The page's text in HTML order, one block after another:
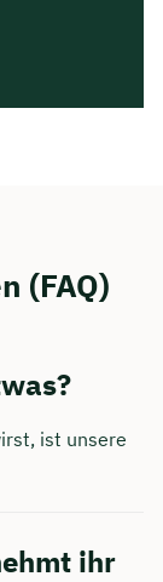
(FAQ)
ist unsere
ihr